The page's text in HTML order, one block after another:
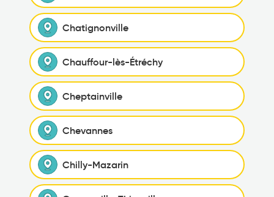
Chatignonville
Chauffour-lès-Étréchy
Cheptainville
Chevannes
Chilly-Mazarin